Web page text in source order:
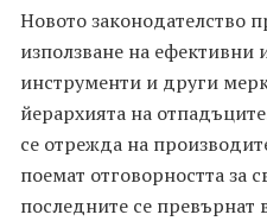
Новото законодателство
използване на ефективни
инструменти и други
йерархията на
се отрежда на
поемат отговорността за
последните се превърнат